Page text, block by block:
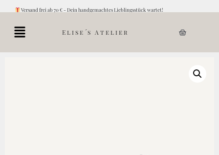
Versand frei ab 70 € - Dein handgemachtes Lieblingsstück wartet!
Elise´s Atelier